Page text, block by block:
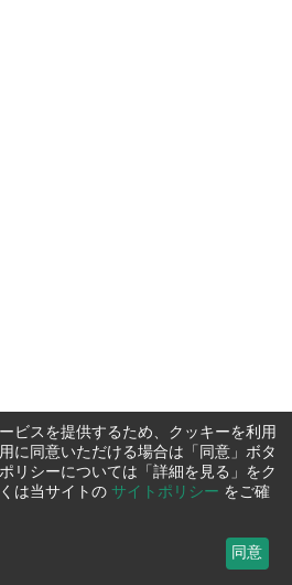
ビスを提供するため、クッキーを利用
に同意いただける場合は「同意」ボタ
リシーについては「詳細を見る」をク
は当サイトの サイトポリシー をご確
同意